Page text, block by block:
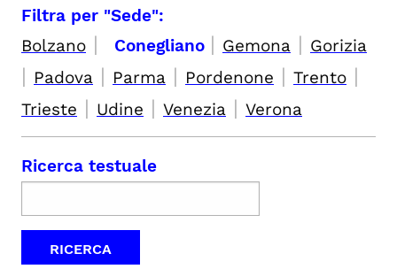
Filtra per "Sede":
Bolzano | Conegliano | Gemona | Gorizia
| Padova | Parma | Pordenone | Trento |
Trieste | Udine | Venezia | Verona
Ricerca testuale